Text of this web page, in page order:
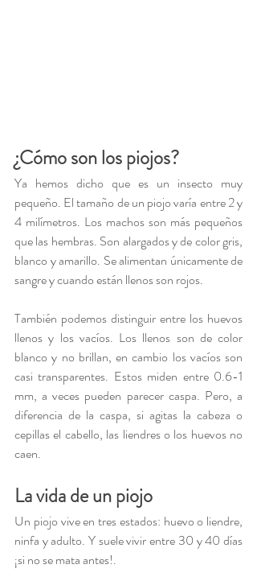
¿Cómo son los piojos?
Ya hemos dicho que es un insecto muy
pequeño. El tamaño de un piojo varía entre 2 y
4 milímetros. Los machos son más pequeños
que las hembras. Son alargados y de color gris,
blanco y amarillo. Se alimentan únicamente de
sangre y cuando están llenos son rojos.
También podemos distinguir entre los huevos
llenos y los vacíos. Los llenos son de color
blanco y no brillan, en cambio los vacíos son
casi transparentes. Estos miden entre 0.6-1
mm, a veces pueden parecer caspa. Pero, a
diferencia de la caspa, si agitas la cabeza o
cepillas el cabello, las liendres o los huevos no
caen.
La vida de un piojo
Un piojo vive en tres estados: huevo o liendre,
ninfa y adulto. Y suele vivir entre 30 y 40 días
¡si no se mata antes!.